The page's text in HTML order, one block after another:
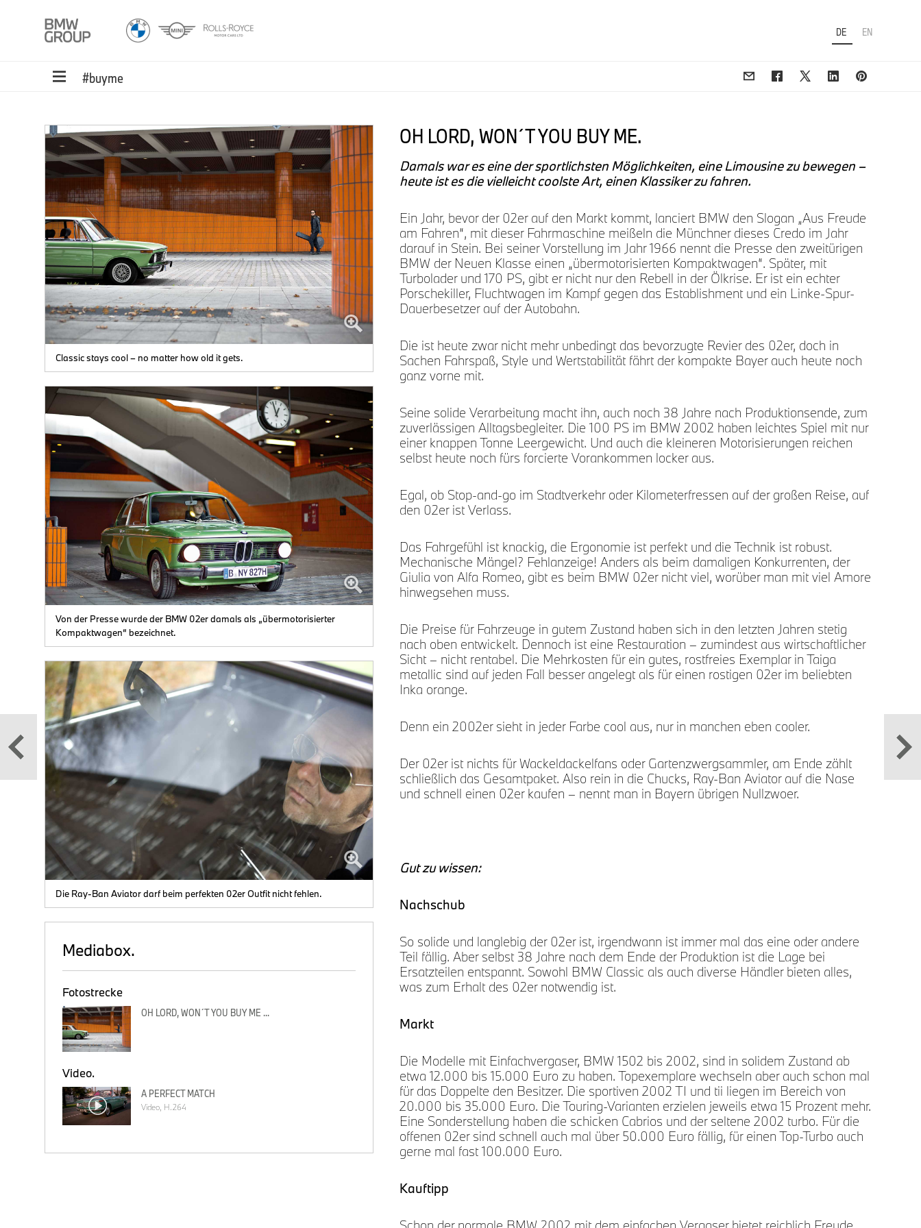
DE EN
#buyme
Classic stays cool – no matter how old it gets.
Von der Presse wurde der BMW 02er damals als „übermotorisierter
Kompaktwagen“ bezeichnet.
Die Ray-Ban Aviator darf beim perfekten 02er Outfit nicht fehlen.
Mediabox.
Fotostrecke
OH LORD, WON´T YOU BUY ME ...
Video.
A PERFECT MATCH
Video, H.264
OH LORD, WON´T YOU BUY ME.
Damals war es eine der sportlichsten Möglichkeiten, eine Limousine zu bewegen –
heute ist es die vielleicht coolste Art, einen Klassiker zu fahren.
Ein Jahr, bevor der 02er auf den Markt kommt, lanciert BMW den Slogan „Aus Freude
am Fahren“, mit dieser Fahrmaschine meißeln die Münchner dieses Credo im Jahr
darauf in Stein. Bei seiner Vorstellung im Jahr 1966 nennt die Presse den zweitürigen
BMW der Neuen Klasse einen „übermotorisierten Kompaktwagen“. Später, mit
Turbolader und 170 PS, gibt er nicht nur den Rebell in der Ölkrise. Er ist ein echter
Porschekiller, Fluchtwagen im Kampf gegen das Establishment und ein Linke-Spur-
Dauerbesetzer auf der Autobahn.
Die ist heute zwar nicht mehr unbedingt das bevorzugte Revier des 02er, doch in
Sachen Fahrspaß, Style und Wertstabilität fährt der kompakte Bayer auch heute noch
ganz vorne mit.
Seine solide Verarbeitung macht ihn, auch noch 38 Jahre nach Produktionsende, zum
zuverlässigen Alltagsbegleiter. Die 100 PS im BMW 2002 haben leichtes Spiel mit nur
einer knappen Tonne Leergewicht. Und auch die kleineren Motorisierungen reichen
selbst heute noch fürs forcierte Vorankommen locker aus.
Egal, ob Stop-and-go im Stadtverkehr oder Kilometerfressen auf der großen Reise, auf
den 02er ist Verlass.
Das Fahrgefühl ist knackig, die Ergonomie ist perfekt und die Technik ist robust.
Mechanische Mängel? Fehlanzeige! Anders als beim damaligen Konkurrenten, der
Giulia von Alfa Romeo, gibt es beim BMW 02er nicht viel, worüber man mit viel Amore
hinwegsehen muss.
Die Preise für Fahrzeuge in gutem Zustand haben sich in den letzten Jahren stetig
nach oben entwickelt. Dennoch ist eine Restauration – zumindest aus wirtschaftlicher
Sicht – nicht rentabel. Die Mehrkosten für ein gutes, rostfreies Exemplar in Taiga
metallic sind auf jeden Fall besser angelegt als für einen rostigen 02er im beliebten
Inka orange.
Denn ein 2002er sieht in jeder Farbe cool aus, nur in manchen eben cooler.
Der 02er ist nichts für Wackeldackelfans oder Gartenzwergsammler, am Ende zählt
schließlich das Gesamtpaket. Also rein in die Chucks, Ray-Ban Aviator auf die Nase
und schnell einen 02er kaufen – nennt man in Bayern übrigen Nullzwoer.
Gut zu wissen:
Nachschub
So solide und langlebig der 02er ist, irgendwann ist immer mal das eine oder andere
Teil fällig. Aber selbst 38 Jahre nach dem Ende der Produktion ist die Lage bei
Ersatzteilen entspannt. Sowohl BMW Classic als auch diverse Händler bieten alles,
was zum Erhalt des 02er notwendig ist.
Markt
Die Modelle mit Einfachvergaser, BMW 1502 bis 2002, sind in solidem Zustand ab
etwa 12.000 bis 15.000 Euro zu haben. Topexemplare wechseln aber auch schon mal
für das Doppelte den Besitzer. Die sportiven 2002 TI und tii liegen im Bereich von
20.000 bis 35.000 Euro. Die Touring-Varianten erzielen jeweils etwa 15 Prozent mehr.
Eine Sonderstellung haben die schicken Cabrios und der seltene 2002 turbo. Für die
offenen 02er sind schnell auch mal über 50.000 Euro fällig, für einen Top-Turbo auch
gerne mal fast 100.000 Euro.
Kauftipp